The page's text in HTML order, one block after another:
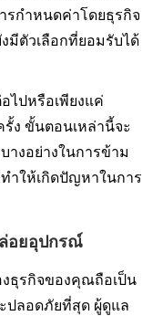
กำหนดค่าโดยธุรกิจ
มีตัวเลือกที่ยอมรับได้
ปหรือเพียงแค่
ง ขั้นตอนเหล่านี้จะ
างอย่างในการข้าม
ำให้เกิดปัญหาในการ
อยอุปกรณ์
ธุรกิจของคุณถือเป็น
ปลอดภัยที่สุด ผู้ดูแล